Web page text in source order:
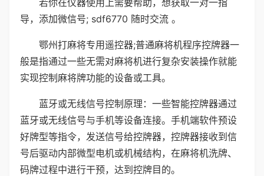
若你在仪器使用上需要帮助，想获取一对一指
导，添加微信号; sdf6770 随时交流 。
鄂州打麻将专用遥控器;普通麻将机程序控牌器一
般是指通过一些无需对麻将机进行复杂安装操作就能
实现控制麻将牌功能的设备或工具。
蓝牙或无线信号控制原理：一些智能控牌器通过
蓝牙或无线信号与手机等设备连接。手机端软件预设
好牌型等指令，发送信号给控牌器，控牌器接收到信
号后驱动内部微型电机或机械结构，在麻将机洗牌、
码牌过程中进行干预，达到控牌目的。